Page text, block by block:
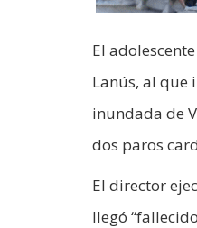
El
Lanús, al que
inundada de
dos paros
El director
llegó